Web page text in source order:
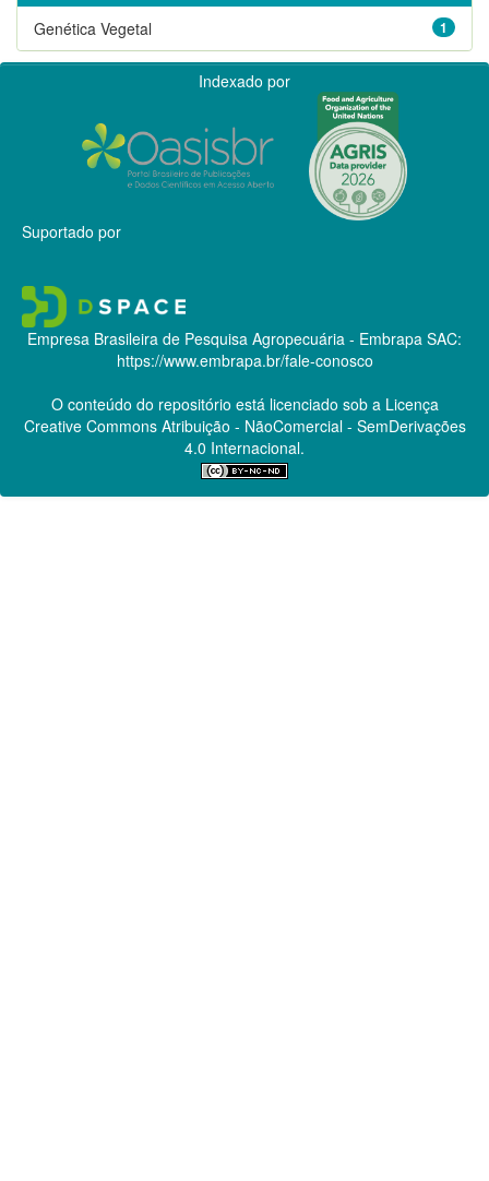
1
Genética Vegetal
Indexado por
Suportado por
Empresa Brasileira de Pesquisa Agropecuária - Embrapa SAC:
https://www.embrapa.br/fale-conosco
O conteúdo do repositório está licenciado sob a Licença
Creative CommonsAtribuição - NãoComercial - SemDerivações
4.0 Internacional.